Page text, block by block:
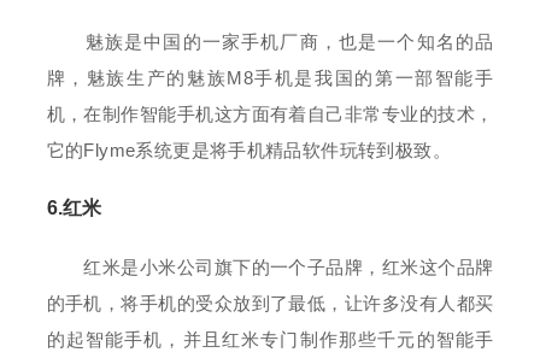
魅族是中国的一家手机厂商，也是一个知名的品
牌，魅族生产的魅族M8手机是我国的第一部智能手
机，在制作智能手机这方面有着自己非常专业的技术，
它的Flyme系统更是将手机精品软件玩转到极致。
6.红米
红米是小米公司旗下的一个子品牌，红米这个品牌
的手机，将手机的受众放到了最低，让许多没有人都买
的起智能手机，并且红米专门制作那些千元的智能手